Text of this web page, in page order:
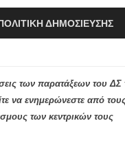
Αθηνών
Π.Ε.
ΔΗΜΟΣΊΕΥΣΗΣ
των παρατάξεων του ΔΣ
να ενημερώνεστε από
των κεντρικών τους